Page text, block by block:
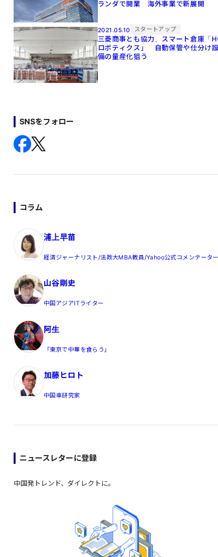
ランダで開業 海外事業で新展開
2021.05.10 スタートアップ
三菱商事とも協力、スマート倉庫「
ロボティクス」 自動保管や仕分け
備の量産化狙う
SNSをフォロー
コラム
浦上早苗
経済ジャーナリスト/法政大MBA教員/Yahoo公式コメンテータ
山谷剛史
中国アジアITライター
阿生
「東京で中華を食らう」
加藤ヒロト
中国車研究家
ニュースレターに登録
中国発トレンド、ダイレクトに。